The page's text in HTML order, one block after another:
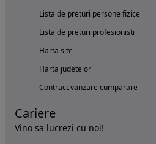
Lista de preturi persone fizice
Lista de preturi profesionisti
Harta site
Harta judetelor
Contract vanzare cumparare
Cariere
Vino sa lucrezi cu noi!